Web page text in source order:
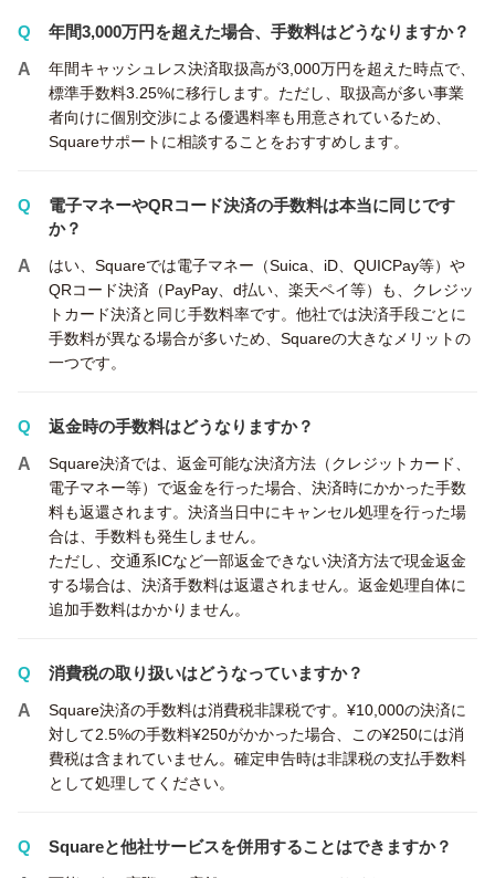
年間3,000万円を超えた場合、手数料はどうなりますか？
年間キャッシュレス決済取扱高が3,000万円を超えた時点で、
標準手数料3.25%に移行します。ただし、取扱高が多い事業
者向けに個別交渉による優遇料率も用意されているため、
Squareサポートに相談することをおすすめします。
電子マネーやQRコード決済の手数料は本当に同じです
か？
はい、Squareでは電子マネー（Suica、iD、QUICPay等）や
QRコード決済（PayPay、d払い、楽天ペイ等）も、クレジッ
トカード決済と同じ手数料率です。他社では決済手段ごとに
手数料が異なる場合が多いため、Squareの大きなメリットの
一つです。
返金時の手数料はどうなりますか？
Square決済では、返金可能な決済方法（クレジットカード、
電子マネー等）で返金を行った場合、決済時にかかった手数
料も返還されます。決済当日中にキャンセル処理を行った場
合は、手数料も発生しません。
ただし、交通系ICなど一部返金できない決済方法で現金返金
する場合は、決済手数料は返還されません。返金処理自体に
追加手数料はかかりません。
消費税の取り扱いはどうなっていますか？
Square決済の手数料は消費税非課税です。¥10,000の決済に
対して2.5%の手数料¥250がかかった場合、この¥250には消
費税は含まれていません。確定申告時は非課税の支払手数料
として処理してください。
Squareと他社サービスを併用することはできますか？